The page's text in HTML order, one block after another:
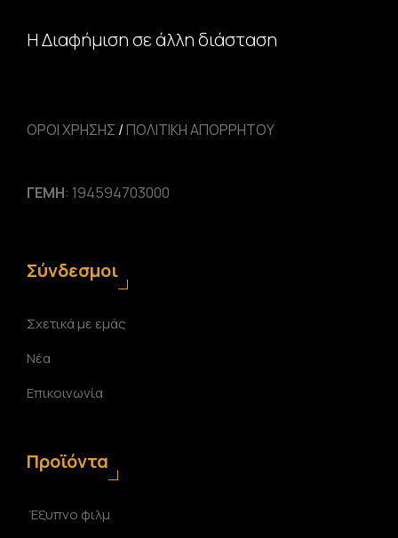
Η Διαφήμιση σε άλλη διάσταση
ΟΡΟΙ ΧΡΗΣΗΣ /ΠΟΛΙΤΙΚΗ ΑΠΟΡΡΗΤΟΥ
ΓΕΜΗ: 194594703000
Σύνδεσμοι
Σχετικά με εμάς
Νέα
Επικοινωνία
Προϊόντα
Έξυπνο φιλμ